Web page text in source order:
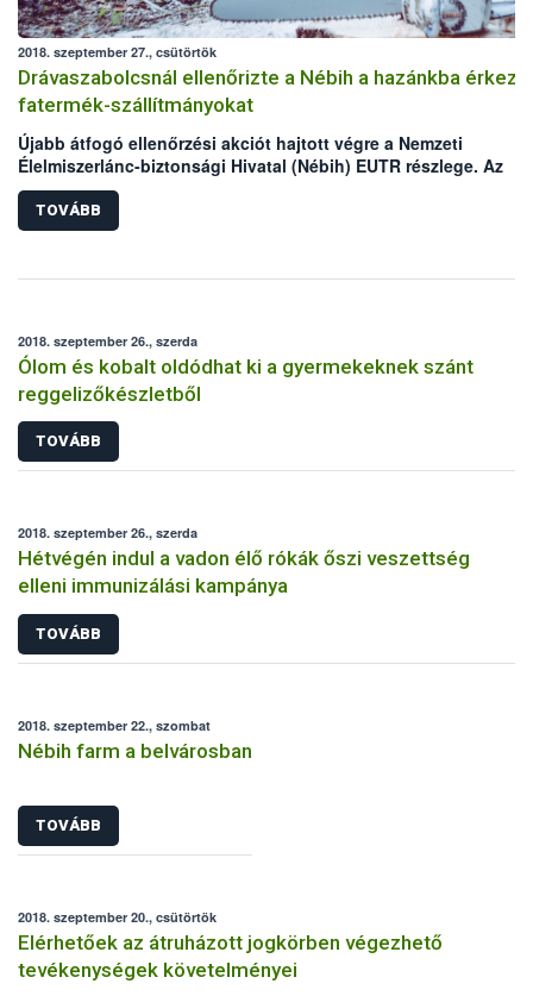
2018. szeptember 27., csütörtök
Drávaszabolcsnál ellenőrizte a Nébih a hazánkba érkező
fatermék-szállítmányokat
Újabb átfogó ellenőrzési akciót hajtott végre a Nemzeti
Élelmiszerlánc-biztonsági Hivatal (Nébih) EUTR részlege. Az
illegális faanyag-kereskedelemmel foglalkozó erdészeti
szeptember elején, a Nemzeti Adó- és Vámhivatal Baranya
Adó- és Vámigazgatóságával együttműködve, kétnapos akció
a drávaszabolcsi határátkelőhelyen. Ezt követően a kiemelt
fatermék-szállítmányok és készletek átvizsgálását.
TOVÁBB
2018. szeptember 26., szerda
Ólom és kobalt oldódhat ki a gyermekeknek szánt
reggelizőkészletből
TOVÁBB
2018. szeptember 26., szerda
Hétvégén indul a vadon élő rókák őszi veszettség
elleni immunizálási kampánya
TOVÁBB
2018. szeptember 22., szombat
Nébih farm a belvárosban
TOVÁBB
2018. szeptember 20., csütörtök
Elérhetőek az átruházott jogkörben végezhető
tevékenységek követelményei